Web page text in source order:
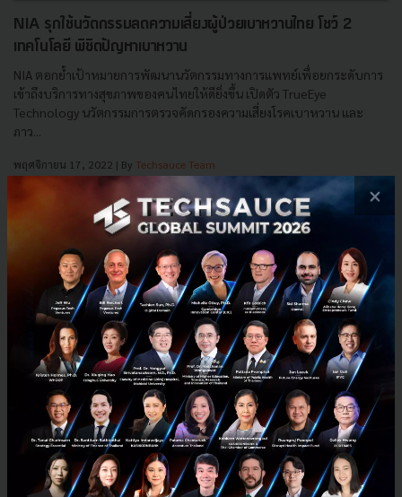
NIA รุกใช้นวัตกรรมลดความเสี่ยงผู้ป่วยเบาหวานไทย โชว์ 2
เทคโนโลยี พิชิตปัญหาเบาหวาน
NIA ตอกย้ำเป้าหมายการพัฒนานวัตกรรมทางการแพทย์เพื่อยกระดับการ
เข้าถึงบริการทางสุขภาพของคนไทยให้ดียิ่งขึ้น เปิดตัว TrueEye
Technology นวัตกรรมการตรวจคัดกรองความเสี่ยงโรคเบาหวาน และ
ภาว...
พฤศจิกายน 17, 2022 | By Techsauce Team
meditech technology
×